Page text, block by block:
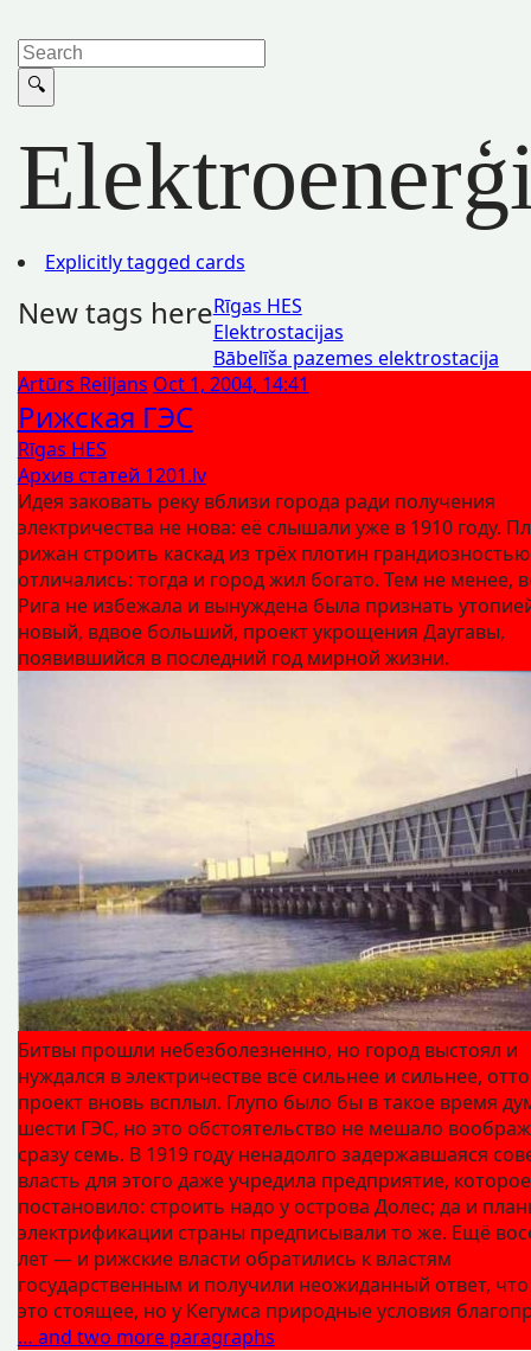
Explicitly tagged cards
New tags hereRīgas HES
Elektrostacijas
Bābelīša pazemes elektrostacija
Artūrs Reiljans Oct 1, 2004, 14:41
Рижская ГЭС
Rīgas HES
Архив статей 1201.lv
Идея заковать реку вблизи города ради получения
электричества не нова: её слышали уже в 1910 году.
рижан строить каскад из трёх плотин
отличались: тогда и город жил богато. Тем не менее,
Рига не избежала и вынуждена была признать
новый, вдвое больший, проект укрощения Даугавы,
появившийся в последний год мирной жизни.
Битвы прошли небезболезненно, но город выстоял и
нуждался в электричестве всё сильнее и сильнее,
проект вновь всплыл. Глупо было бы в такое время
шести ГЭС, но это обстоятельство не мешало
сразу семь. В 1919 году ненадолго задержавшаяся
власть для этого даже учредила предприятие, которое
постановило: строить надо у острова Долес; да и
электрификации страны предписывали то же. Ещё
лет — и рижские власти обратились к властям
государственным и получили неожиданный ответ,
это стоящее, но у Кегумса природные условия
… and two more paragraphs